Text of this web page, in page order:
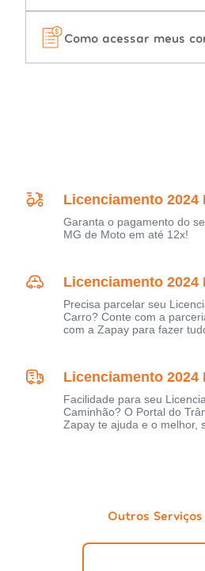
Como acessar meus
Licenciamento 2024
Garanta o pagamento do
MG de Moto em até 12x!
Licenciamento 2024
Precisa parcelar seu
Carro? Conte com a
com a Zapay para fazer
Licenciamento 2024
Facilidade para seu
Caminhão? O Portal do
Zapay te ajuda e o melhor,
Outros Serviços